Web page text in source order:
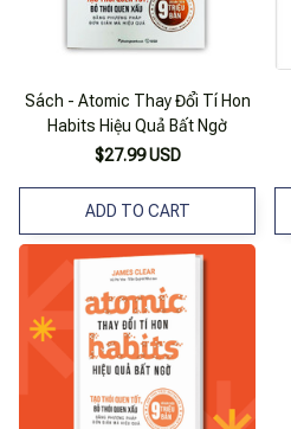
Sách - Atomic Thay Đổi Tí Hon
Habits Hiệu Quả Bất Ngờ
$27.99 USD
ADD TO CART